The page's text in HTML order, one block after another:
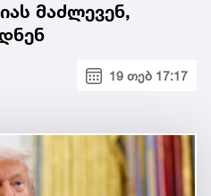
მაძლევენ,
19 თებ 17:17